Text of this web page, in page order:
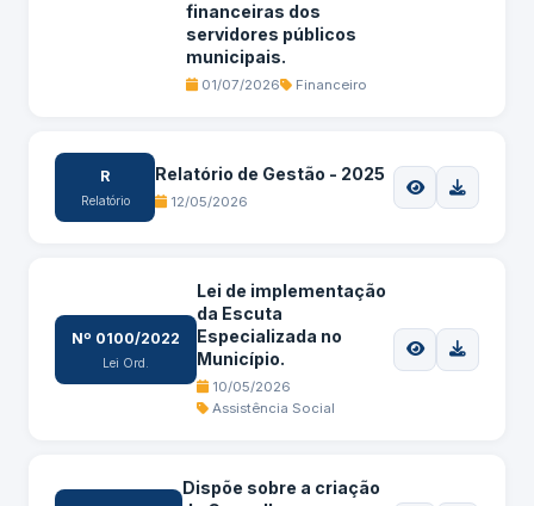
financeiras dos
servidores públicos
municipais.
01/07/2026 Financeiro
R
Relatório
Relatório de Gestão - 2025
12/05/2026
Nº 0100/2022
Lei Ord.
Lei de implementação
da Escuta
Especializada no
Município.
10/05/2026
Assistência Social
Dispõe sobre a criação